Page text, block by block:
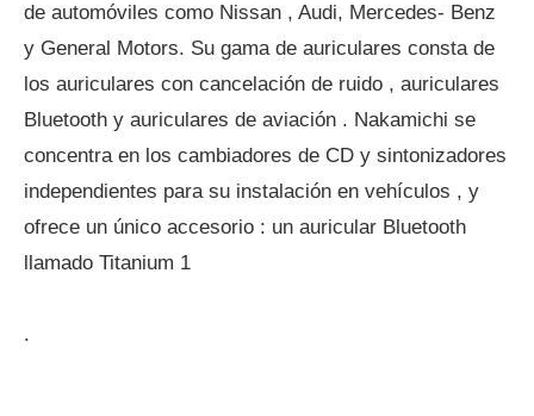
de automóviles como Nissan , Audi, Mercedes- Benz
y General Motors. Su gama de auriculares consta de
los auriculares con cancelación de ruido , auriculares
Bluetooth y auriculares de aviación . Nakamichi se
concentra en los cambiadores de CD y sintonizadores
independientes para su instalación en vehículos , y
ofrece un único accesorio : un auricular Bluetooth
llamado Titanium 1
.